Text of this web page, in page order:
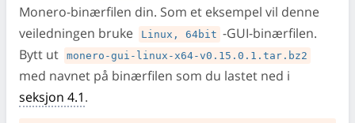
Monero-binærfilen din. Som et eksempel vil denne
veiledningen bruke
Linux, 64bit -GUI-binærfilen.
Bytt ut
monero-gui-linux-x64-v0.15.0.1.tar.bz2
med navnet på binærfilen som du lastet ned i
seksjon 4.1.